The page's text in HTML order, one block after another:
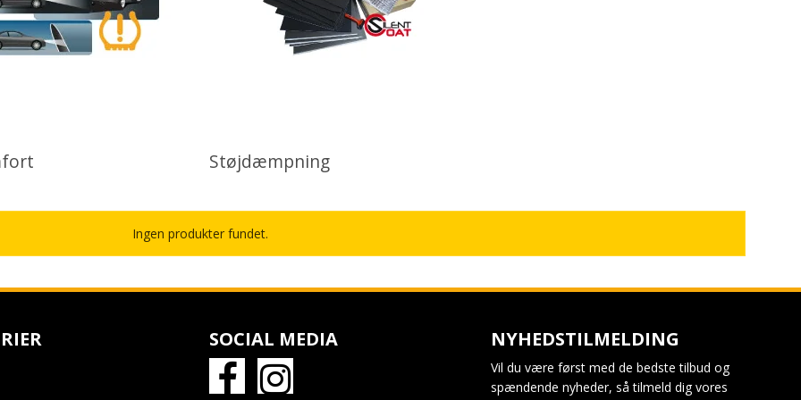
Støjdæmpning
Ingen produkter fundet.
SOCIAL MEDIA NYHEDSTILMELDING
Vil du være først med de bedste tilbud og
spændende nyheder, så tilmeld dig vores